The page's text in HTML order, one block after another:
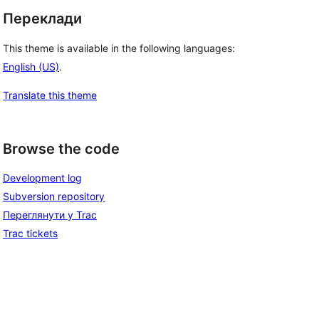
Переклади
This theme is available in the following languages:
English (US).
Translate this theme
Browse the code
Development log
Subversion repository
Переглянути у Trac
Trac tickets